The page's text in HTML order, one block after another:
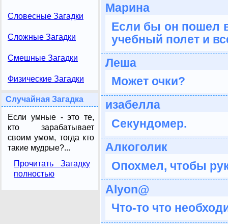
Словесные Загадки
Сложные Загадки
Смешные Загадки
Физические Загадки
Случайная Загадка
Если умные - это те,
кто зарабатывает
своим умом, тогда кто
такие мудрые?...
Прочитать Загадку
полностью
Марина
Если бы он пошел
учебный полет и
Леша
Может очки?
изабелла
Секундомер.
Алкоголик
Опохмел, чтобы
Аlyon@
Что-то что